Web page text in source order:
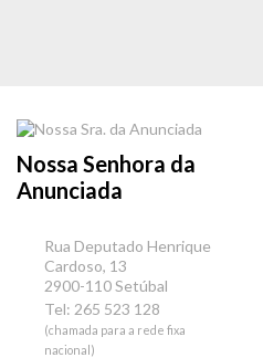
Nossa Senhora da
Anunciada
Rua Deputado Henrique
Cardoso, 13
2900-110 Setúbal
Tel: 265 523 128
(chamada para a rede fixa
nacional)